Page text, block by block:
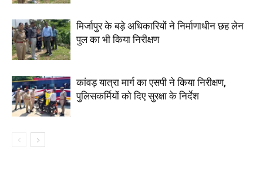
मिर्जापुर के बड़े अधिकारियों ने निर्माणाधीन छह लेन
पुल का भी किया निरीक्षण
कांवड़ यात्रा मार्ग का एसपी ने किया निरीक्षण,
पुलिसकर्मियों को दिए सुरक्षा के निर्देश